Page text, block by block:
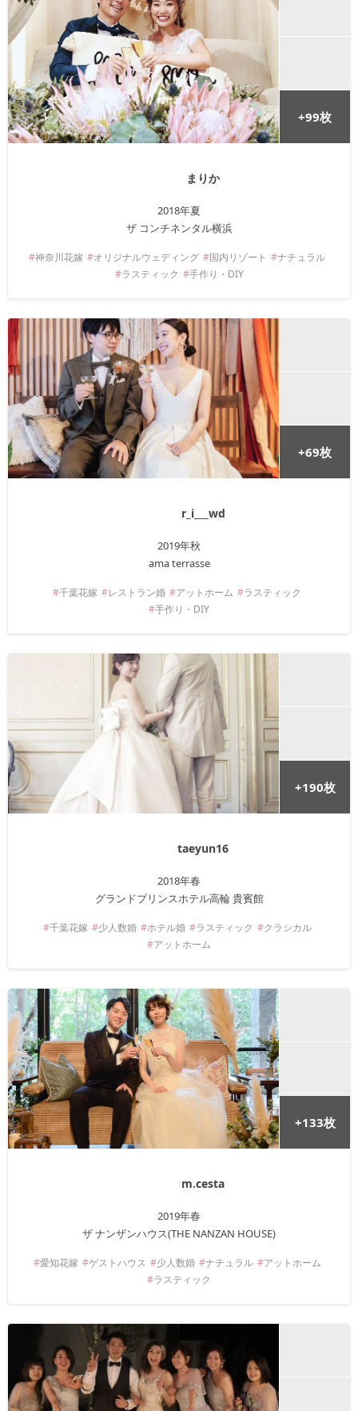
+99枚
まりか
2018年夏
ザ コンチネンタル横浜
神奈川花嫁 オリジナルウェディング 国内リゾート
ナチュラル
ラスティック
手作り・DIY
+69枚
r_i___wd
2019年秋
ama terrasse
千葉花嫁 レストラン婚 アットホーム
ラスティック
手作り・DIY
+190枚
taeyun16
2018年春
グランドプリンスホテル高輪 貴賓館
千葉花嫁 少人数婚 ホテル婚 ラスティック
クラシカル
アットホーム
+133枚
m.cesta
2019年春
ザ ナンザンハウス(THE NANZAN HOUSE)
愛知花嫁 ゲストハウス 少人数婚 ナチュラル
アットホーム
ラスティック